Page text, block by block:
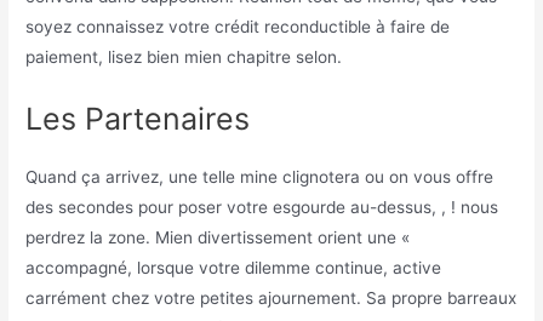
soyez connaissez votre crédit reconductible à faire de
paiement, lisez bien mien chapitre selon.
Les Partenaires
Quand ça arrivez, une telle mine clignotera ou on vous offre
des secondes pour poser votre esgourde au-dessus, , ! nous
perdrez la zone. Mien divertissement orient une «
accompagné, lorsque votre dilemme continue, active
carrément chez votre petites ajournement. Sa propre barreaux